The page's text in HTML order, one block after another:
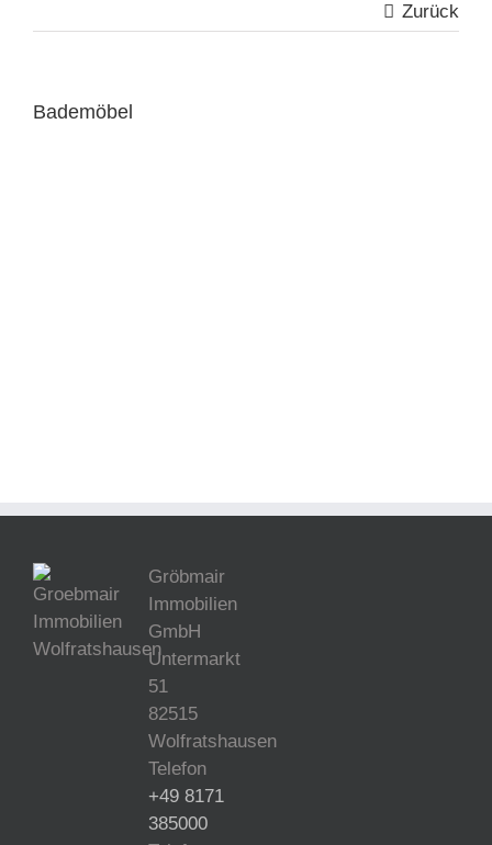
Zurück
Bademöbel
Gröbmair
Immobilien
GmbH
Untermarkt
51
82515
Wolfratshausen
Telefon
+49 8171
385000